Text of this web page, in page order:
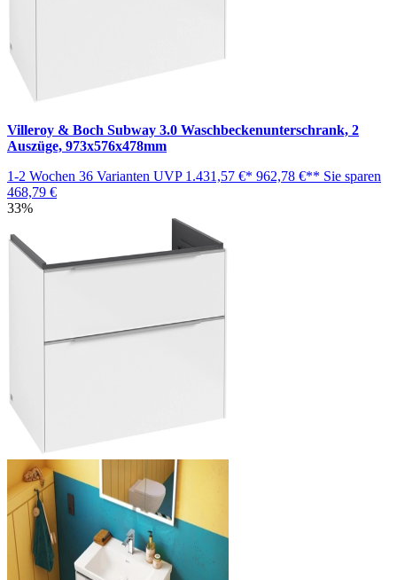
Villeroy & Boch Subway 3.0 Waschbeckenunterschrank, 2
Auszüge, 973x576x478mm
1-2 Wochen 36 Varianten UVP 1.431,57 €* 962,78 €** Sie sparen
468,79 €
33%